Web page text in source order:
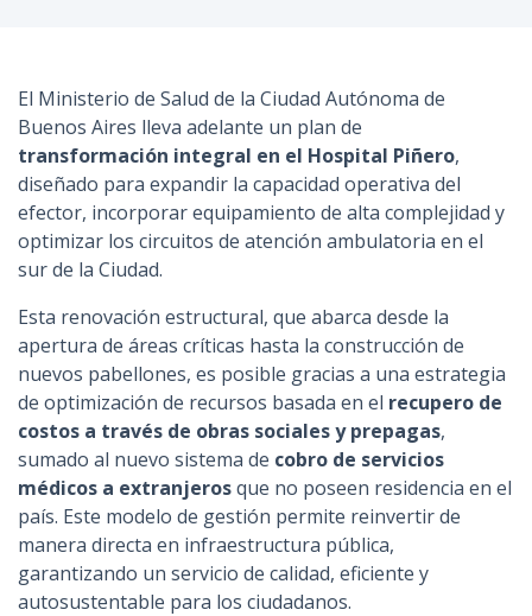
El Ministerio de Salud de la Ciudad Autónoma de
Buenos Aires lleva adelante un plan de
transformación integral en el Hospital Piñero,
diseñado para expandir la capacidad operativa del
efector, incorporar equipamiento de alta complejidad y
optimizar los circuitos de atención ambulatoria en el
sur de la Ciudad.
Esta renovación estructural, que abarca desde la
apertura de áreas críticas hasta la construcción de
nuevos pabellones, es posible gracias a una estrategia
de optimización de recursos basada en el recupero de
costos a través de obras sociales y prepagas,
sumado al nuevo sistema de cobro de servicios
médicos a extranjerosque no poseen residencia en el
país. Este modelo de gestión permite reinvertir de
manera directa en infraestructura pública,
garantizando un servicio de calidad, eficiente y
autosustentable para los ciudadanos.